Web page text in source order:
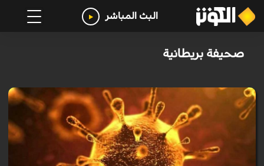
البث المباشر
صحيفة بريطانية